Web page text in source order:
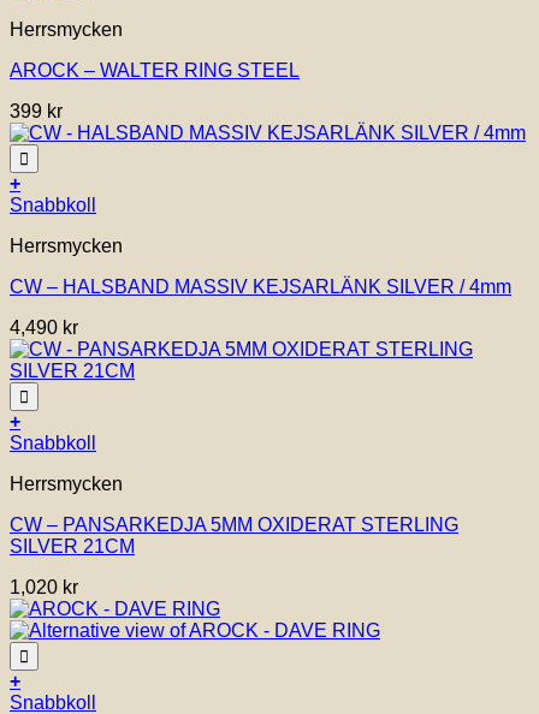
produkten
flera
De
olika
alternativen
kan
väljas
produktsidan
Herrsmycken
AROCK – WALTER RING STEEL
399 kr
+
Den
produkten
flera
De
olika
alternativen
kan
väljas
på
Snabbkoll
Herrsmycken
CW – HALSBAND MASSIV KEJSARLÄNK SILVER / 4mm
4,490 kr
+
Snabbkoll
Herrsmycken
CW – PANSARKEDJA 5MM OXIDERAT STERLING
SILVER 21CM
1,020 kr
+
Den
Snabbkoll